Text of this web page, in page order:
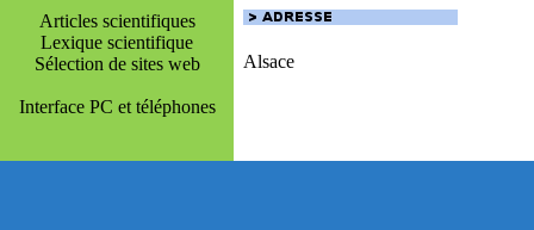
Alsace
Articles scientifiques
Lexique scientifique
Sélection de sites web
Interface PC et téléphones